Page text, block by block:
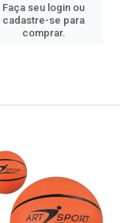
Faça seu login ou
cadastre-se para
comprar.